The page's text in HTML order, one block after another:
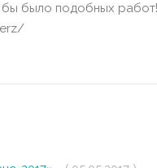
бы было подобных работ!